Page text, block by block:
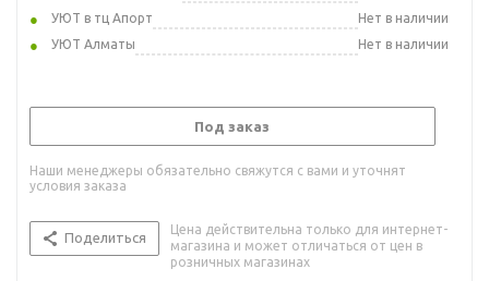
УЮТ в тц Апорт
Нет в наличии
УЮТ Алматы
Нет в наличии
Под заказ
Наши менеджеры обязательно свяжутся с вами и уточнят
условия заказа
Поделиться
Цена действительна только для интернет-
магазина и может отличаться от цен в
розничных магазинах